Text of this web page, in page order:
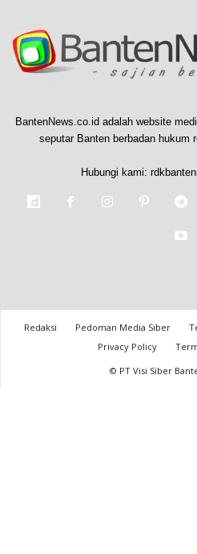
BantenNews.co.id adalah website
seputar Banten berbadan hukum
Hubungi kami:
Redaksi Pedoman Media Siber
Privacy Policy
© PT Visi Siber